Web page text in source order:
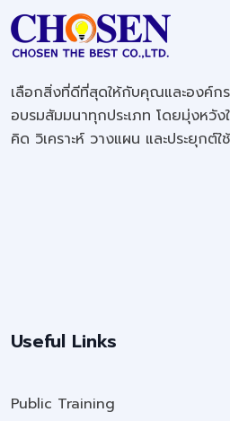
เลือกสิ่งที่ดีที่สุดให้กับคุณและองค์
อบรมสัมมนาทุกประเภท โดยมุ่งหวัง
คิด วิเคราะห์ วางแผน และประยุกต์ใ
Useful Links
Public Training